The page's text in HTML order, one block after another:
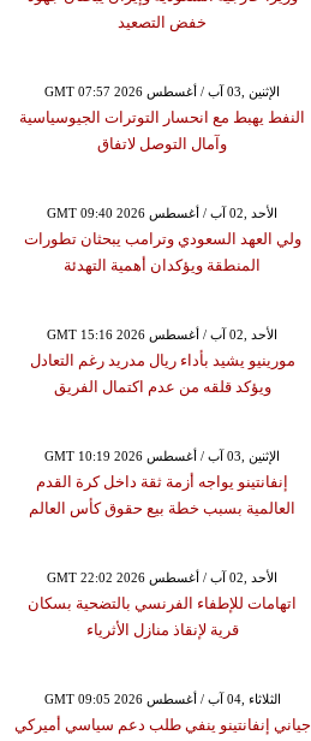
خفض التصعيد
GMT 07:57 2026 الإثنين ,03 آب / أغسطس
النفط يهبط مع انحسار التوترات الجيوسياسية
وآمال التوصل لاتفاق
GMT 09:40 2026 الأحد ,02 آب / أغسطس
ولي العهد السعودي وترامب يبحثان تطورات
المنطقة ويؤكدان أهمية التهدئة
GMT 15:16 2026 الأحد ,02 آب / أغسطس
مورينيو يشيد بأداء ريال مدريد رغم التعادل
ويؤكد قلقه من عدم اكتمال الفريق
GMT 10:19 2026 الإثنين ,03 آب / أغسطس
إنفانتينو يواجه أزمة ثقة داخل كرة القدم
العالمية بسبب خطة بيع حقوق كأس العالم
GMT 22:02 2026 الأحد ,02 آب / أغسطس
اتهامات للإطفاء الفرنسي بالتضحية بسكان
قرية لإنقاذ منازل الأثرياء
GMT 09:05 2026 الثلاثاء ,04 آب / أغسطس
جياني إنفانتينو ينفي طلب دعم سياسي أميركي